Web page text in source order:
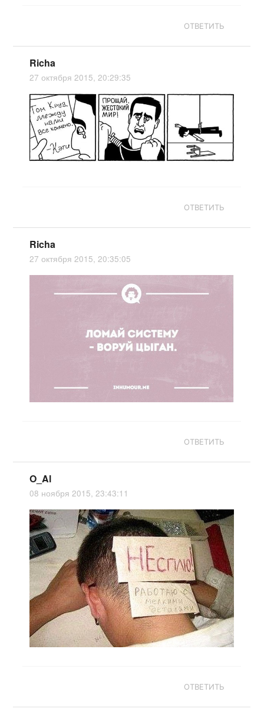
ОТВЕТИТЬ
Richa
27 октября 2015, 20:29:35
ОТВЕТИТЬ
Richa
27 октября 2015, 20:35:05
ОТВЕТИТЬ
O_Al
08 ноября 2015, 23:43:11
ОТВЕТИТЬ